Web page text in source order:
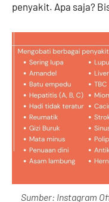
penyakit. Apa saja?
Sumber: Instagram